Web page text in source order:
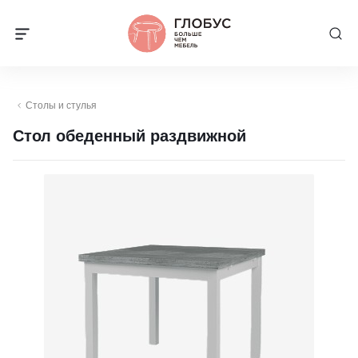
Столы и стулья
Стол обеденный раздвижной